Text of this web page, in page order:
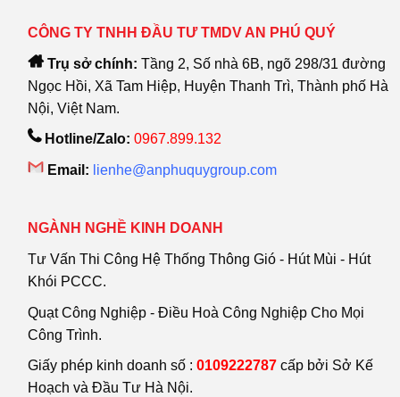
CÔNG TY TNHH ĐẦU TƯ TMDV AN PHÚ QUÝ
Trụ sở chính: Tầng 2, Số nhà 6B, ngõ 298/31 đường
Ngọc Hồi, Xã Tam Hiệp, Huyện Thanh Trì, Thành phố Hà
Nội, Việt Nam.
Hotline/Zalo: 0967.899.132
Email: lienhe@anphuquygroup.com
NGÀNH NGHỀ KINH DOANH
Tư Vấn Thi Công Hệ Thống Thông Gió - Hút Mùi - Hút
Khói PCCC.
Quạt Công Nghiệp - Điều Hoà Công Nghiệp Cho Mọi
Công Trình.
Giấy phép kinh doanh số : 0109222787 cấp bởi Sở Kế
Hoạch và Đầu Tư Hà Nội.